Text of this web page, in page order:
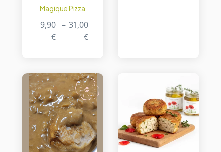
Magique Pizza
9,90
€
– 31,00
€